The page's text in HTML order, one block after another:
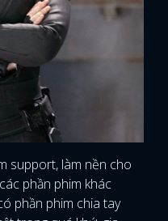
support, làm nền cho
phần phim khác
phần phim chia tay